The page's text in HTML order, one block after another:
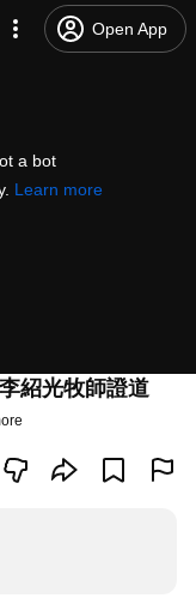
Open App
a bot
Learn more
紹光牧師證道